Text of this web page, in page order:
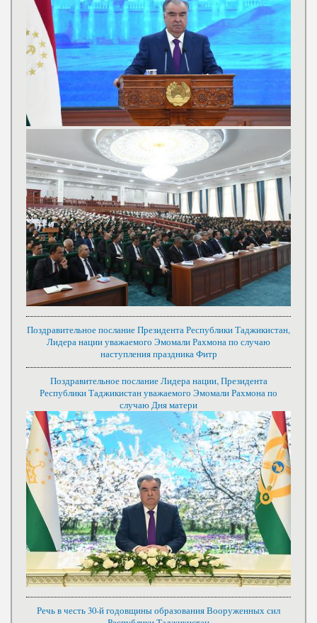
Поздравительное послание Президента Республики Таджикистан,
Лидера нации уважаемого Эмомали Рахмона по случаю
наступления праздника Фитр
Поздравительное послание Лидера нации, Президента
Республики Таджикистан уважаемого Эмомали Рахмона по
случаю Дня матери
Речь в честь 30-й годовщины образования Вооруженных сил